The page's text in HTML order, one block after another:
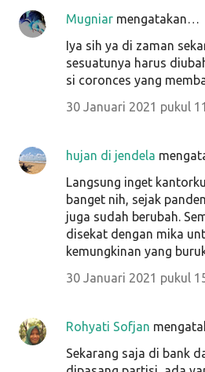
Mugniar mengatakan…
Iya sih ya di zaman
sesuatunya harus
si coronces yang
30 Januari 2021 pukul
hujan di jendela
Langsung inget
banget nih, sejak
juga sudah berubah.
disekat dengan mika
kemungkinan yang
30 Januari 2021 pukul
Rohyati Sofjan
Sekarang saja di bank